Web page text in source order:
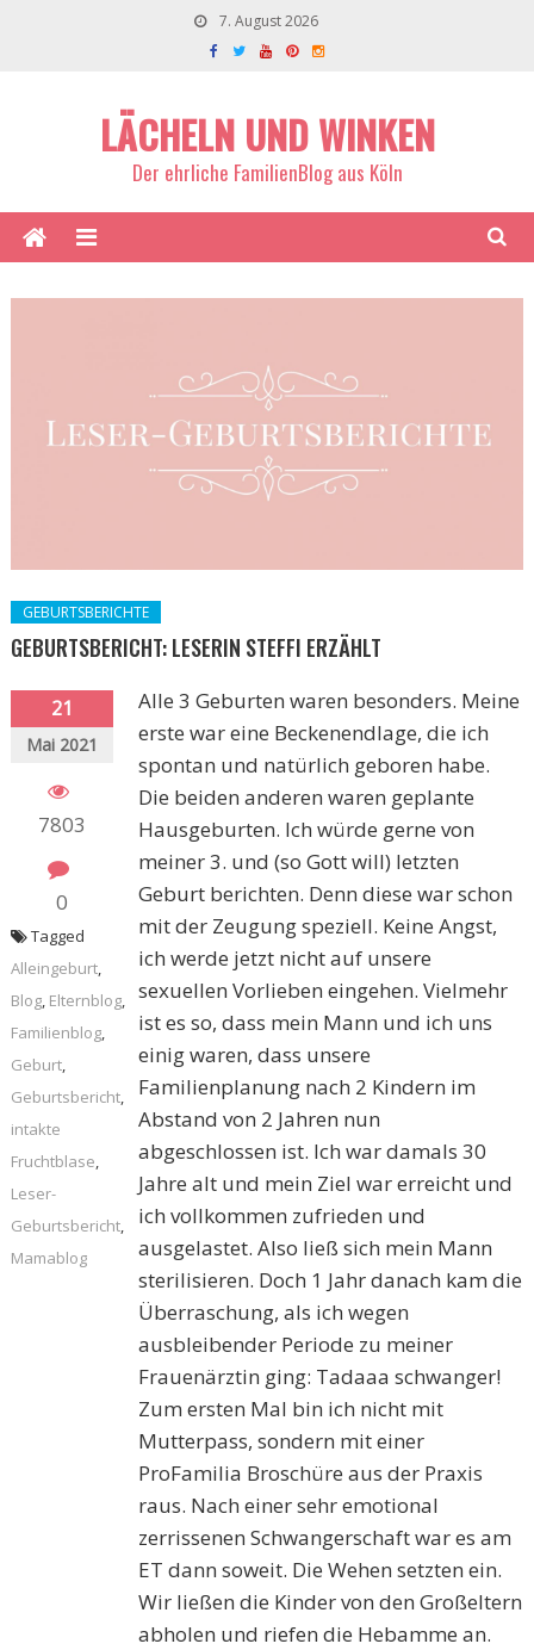
7. August 2026
LÄCHELN UND WINKEN
Der ehrliche FamilienBlog aus Köln
GEBURTSBERICHTE
GEBURTSBERICHT: LESERIN STEFFI ERZÄHLT
21
Mai 2021
7803
0
Alle 3 Geburten waren besonders. Meine
erste war eine Beckenendlage, die ich
spontan und natürlich geboren habe.
Die beiden anderen waren geplante
Hausgeburten. Ich würde gerne von
meiner 3. und (so Gott will) letzten
Geburt berichten. Denn diese war schon
mit der Zeugung speziell. Keine Angst,
ich werde jetzt nicht auf unsere
sexuellen Vorlieben eingehen. Vielmehr
ist es so, dass mein Mann und ich uns
einig waren, dass unsere
Familienplanung nach 2 Kindern im
Abstand von 2 Jahren nun
abgeschlossen ist. Ich war damals 30
Jahre alt und mein Ziel war erreicht und
ich vollkommen zufrieden und
ausgelastet. Also ließ sich mein Mann
sterilisieren. Doch 1 Jahr danach kam die
Überraschung, als ich wegen
ausbleibender Periode zu meiner
Frauenärztin ging: Tadaaa schwanger!
Zum ersten Mal bin ich nicht mit
Mutterpass, sondern mit einer
ProFamilia Broschüre aus der Praxis
raus. Nach einer sehr emotional
zerrissenen Schwangerschaft war es am
ET dann soweit. Die Wehen setzten ein.
Wir ließen die Kinder von den Großeltern
abholen und riefen die Hebamme an.
Tagged
Alleingeburt,
Blog, Elternblog,
Familienblog,
Geburt,
Geburtsbericht,
intakte
Fruchtblase,
Leser-
Geburtsbericht,
Mamablog